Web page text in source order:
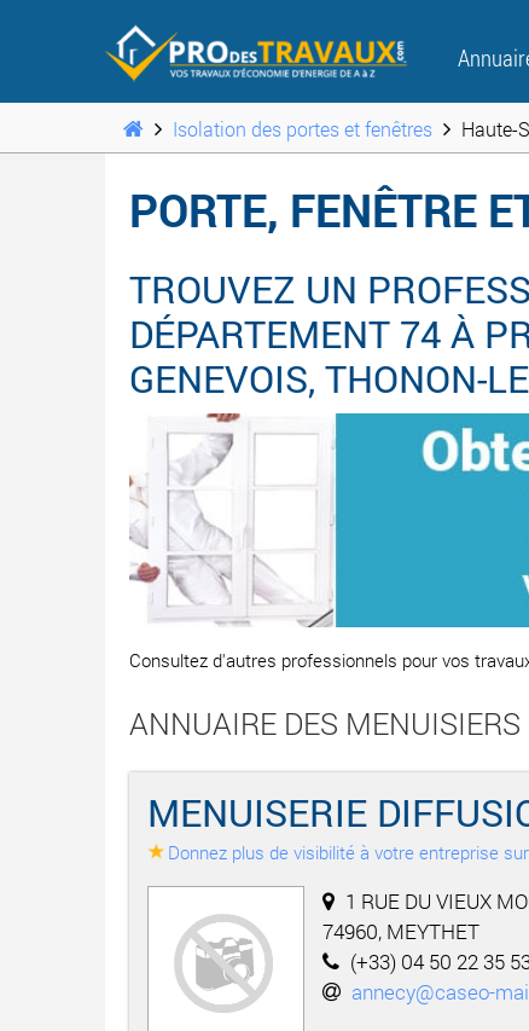
Isolation des portes et fenêtres Haute-
PORTE, FENÊTRE
TROUVEZ UN
DÉPARTEMENT 74 À
GENEVOIS, THONON-
Consultez d'autres professionnels pour vos
ANNUAIRE DES MENUISIERS
MENUISERIE
Donnez plus de visibilité à votre entreprise
1 RUE DU VIEUX
74960, MEYTHET
(+33) 04 50 22 35
annecy@caseo-